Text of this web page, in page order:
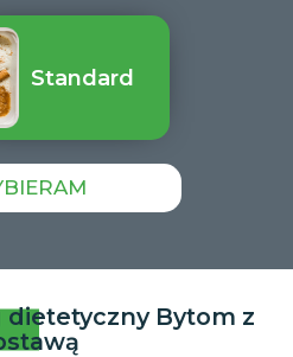
Standard
Bytom z